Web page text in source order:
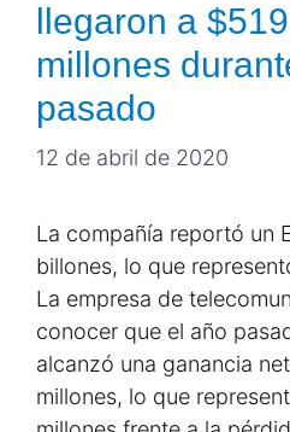
llegaron a
millones
pasado
12 de abril de 2020
La compañía reportó un
billones, lo que
La empresa de
conocer que el año
alcanzó una ganancia
millones, lo que